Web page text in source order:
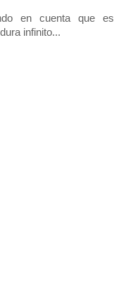
en cuenta que es
infinito...